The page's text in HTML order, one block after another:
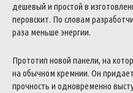
дешевый и простой в
перовскит. По словам
раза меньше энергии.
Прототип новой панели, на
на обычном кремнии. Он
прочность и одновременно